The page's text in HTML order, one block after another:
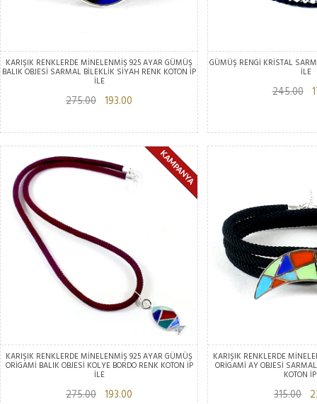
KARIŞIK RENKLERDE MİNELENMİŞ 925 AYAR GÜMÜŞ
BALIK OBJESİ SARMAL BİLEKLİK SİYAH RENK KOTON İP
İLE
275.00 193.00
GÜMÜŞ RENGİ KRİSTAL
İLE
245.00
KARIŞIK RENKLERDE MİNELENMİŞ 925 AYAR GÜMÜŞ
ORİGAMİ BALIK OBJESİ KOLYE BORDO RENK KOTON İP
İLE
275.00 193.00
KARIŞIK RENKLERDE
ORİGAMİ AY OBJESİ
KOTON
315.00